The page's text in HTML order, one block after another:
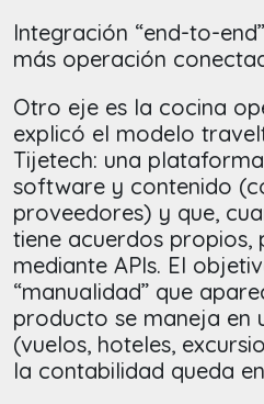
Integración “end-to-
más operación
Otro eje es la cocina
explicó el modelo
Tijetech: una
software y contenido
proveedores) y que,
tiene acuerdos
mediante APIs. El
“manualidad” que
producto se maneja en
(vuelos, hoteles,
la contabilidad queda